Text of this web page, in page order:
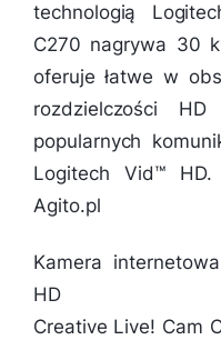
technologią
C270 nagrywa 30
oferuje łatwe w
rozdzielczości
popularnych
Logitech Vid™
Agito.pl
Kamera
HD
Creative Live! Cam